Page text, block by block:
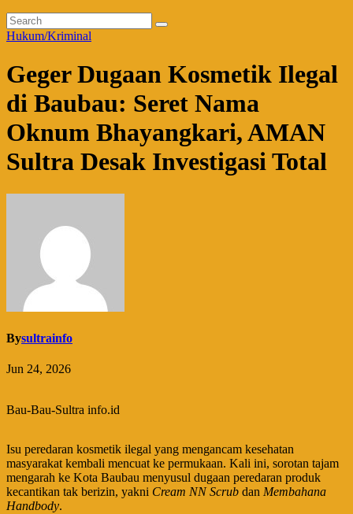
Hukum/Kriminal
Geger Dugaan Kosmetik Ilegal
di Baubau: Seret Nama
Oknum Bhayangkari, AMAN
Sultra Desak Investigasi Total
Bysultrainfo
Jun 24, 2026
Bau-Bau-Sultra info.id
Isu peredaran kosmetik ilegal yang mengancam kesehatan
masyarakat kembali mencuat ke permukaan. Kali ini, sorotan tajam
mengarah ke Kota Baubau menyusul dugaan peredaran produk
kecantikan tak berizin, yakni Cream NN Scrub dan Membahana
Handbody.